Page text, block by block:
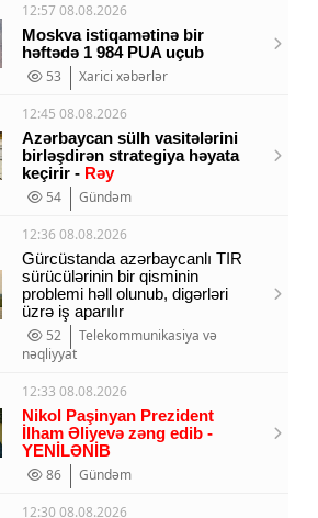
12:57 08.08.2026
Moskva istiqamətinə bir
həftədə 1 984 PUA uçub
53
Xarici xəbərlər
12:45 08.08.2026
Azərbaycan sülh vasitələrini
birləşdirən strategiya həyata
keçirir - Rəy
54
Gündəm
12:36 08.08.2026
Gürcüstanda azərbaycanlı TIR
sürücülərinin bir qisminin
problemi həll olunub, digərləri
üzrə iş aparılır
52
Telekommunikasiya və
nəqliyyat
12:33 08.08.2026
Nikol Paşinyan Prezident
İlham Əliyevə zəng edib -
YENİLƏNİB
86
Gündəm
12:30 08.08.2026